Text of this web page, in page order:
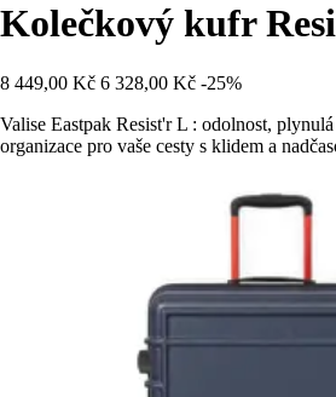
Kolečkový kufr
8 449,00 Kč 6 328,00 Kč -25%
Valise Eastpak Resist'r L : odolnost,
organizace pro vaše cesty s klidem a